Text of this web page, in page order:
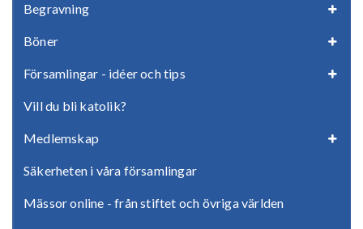
Begravning
Böner
Församlingar - idéer och tips
Vill du bli katolik?
Medlemskap
Säkerheten i våra församlingar
Mässor online - från stiftet och övriga världen